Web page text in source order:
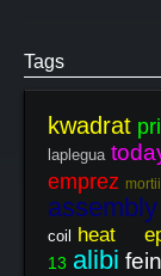
Tags
kwadrat
laplegua
emprez
assembly
coil
heat
13 alibi